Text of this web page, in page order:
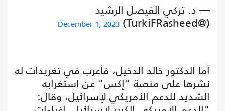
— د. تركي الفيصل الرشيد
(@TurkiFRasheed)
December 1, 2023
أما الدكتور خالد الدخيل، فأعرب في تغريدات له
نشرها على منصة "إكس" عن استغرابه
الشديد للدعم الأمريكي لإسرائيل، وقال: